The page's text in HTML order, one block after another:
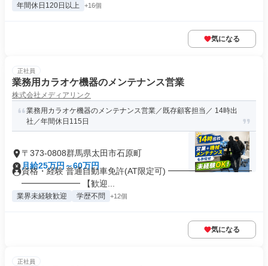
年間休日120日以上 +16個
気になる
正社員
業務用カラオケ機器のメンテナンス営業
株式会社メディアリンク
業務用カラオケ機器のメンテナンス営業／既存顧客担当／ 14時出
社／年間休日115日
〒373-0808群馬県太田市石原町
月給25万円～60万円
資格・経験 普通自動車免許(AT限定可) ━━━━━━━━━━
━━━━━━━ 【歓迎...
業界未経験歓迎 学歴不問 +12個
気になる
正社員